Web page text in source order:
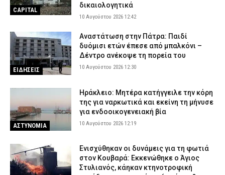
CAPITAL
δικαιολογητικά
10 Αυγούστου 2026 12:42
ΕΙΔΗΣΕΙΣ
Αναστάτωση στην Πάτρα: Παιδί
δυόμισι ετών έπεσε από μπαλκόνι –
Δέντρο ανέκοψε τη πορεία του
10 Αυγούστου 2026 12:30
ΑΣΤΥΝΟΜΙΑ
Ηράκλειο: Μητέρα κατήγγειλε την κόρη
της για ναρκωτικά και εκείνη τη μήνυσε
για ενδοοικογενειακή βία
10 Αυγούστου 2026 12:19
Ενισχύθηκαν οι δυνάμεις για τη φωτιά
στον Κουβαρά: Εκκενώθηκε ο Άγιος
Στυλιανός, κάηκαν κτηνοτροφική